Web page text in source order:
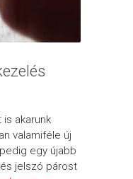
akarunk
valamiféle új
egy újabb
jelszó párost